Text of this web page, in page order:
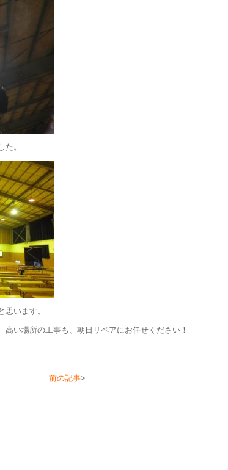
。
います。
い場所の工事も、朝日リペアにお任せください！
前の記事>